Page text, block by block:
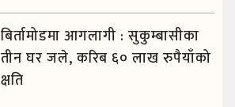
बिर्तामोडमा आगलागी : सुकुम्बासीका
तीन घर जले, करिब ६० लाख रुपैयाँको
क्षति